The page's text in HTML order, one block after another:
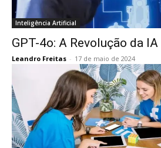
Inteligência Artificial
GPT-4o: A Revolução da
Leandro Freitas - 17 de maio de 2024